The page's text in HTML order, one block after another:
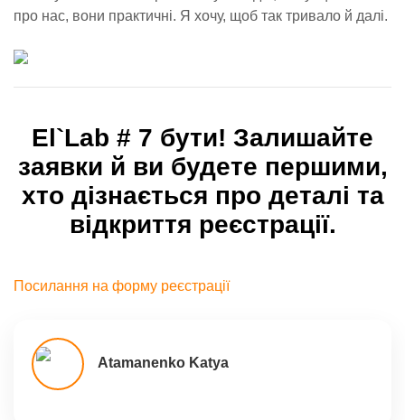
про нас, вони практичні. Я хочу, щоб так тривало й далі.
El`Lab # 7 бути! Залишайте
заявки й ви будете першими,
хто дізнається про деталі та
відкриття реєстрації.
Посилання на форму реєстрації
Atamanenko Katya